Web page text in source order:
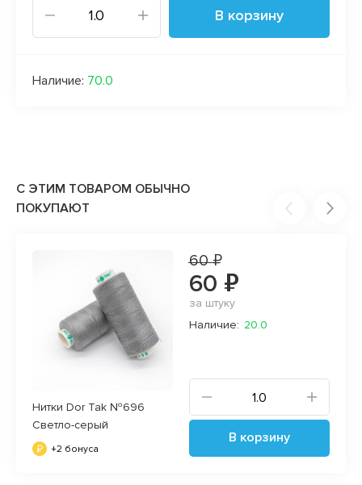
В корзину
Наличие: 70.0
С ЭТИМ ТОВАРОМ ОБЫЧНО
ПОКУПАЮТ
Нитки Dor Tak №696
Светло-серый
+2 бонуса
60 ₽
60 ₽
за штуку
Наличие: 20.0
В корзину